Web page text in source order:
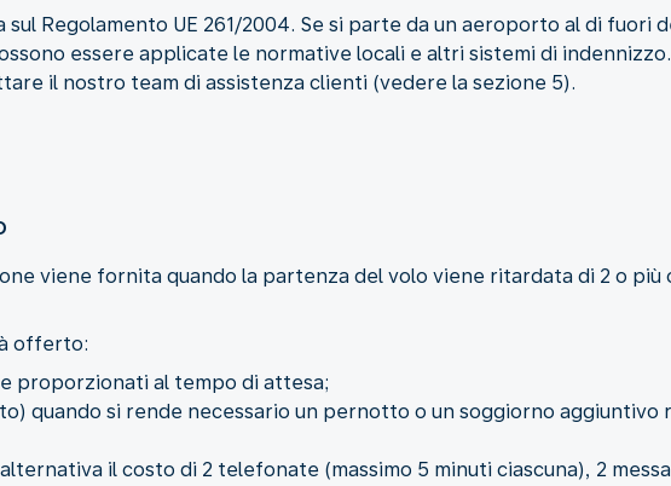
Regolamento UE 261/2004. Se si parte da un aeroporto al di fuori
essere applicate le normative locali e altri sistemi di
il nostro team di assistenza clienti (vedere la sezione 5).
viene fornita quando la partenza del volo viene ritardata di 2 o
offerto:
proporzionati al tempo di attesa;
quando si rende necessario un pernotto o un soggiorno aggiuntivo
il costo di 2 telefonate (massimo 5 minuti ciascuna), 2